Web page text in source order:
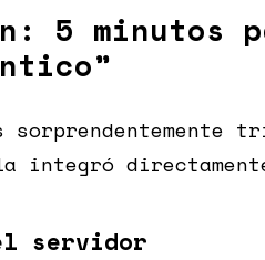
5 minutos
sorprendentemente
integró
servidor